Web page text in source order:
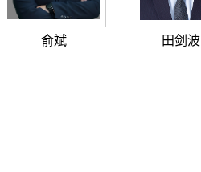
俞斌 田剑波